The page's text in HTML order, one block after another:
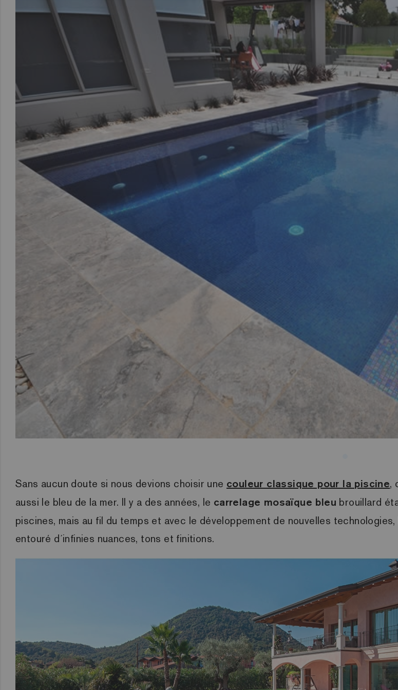
Sans aucun doute si nous devions choisir une couleur classique pour la piscine,
aussi le bleu de la mer. Il y a des années, le carrelage mosaïque bleu brouillard
piscines, mais au fil du temps et avec le développement de nouvelles technologies,
entouré d´infinies nuances, tons et finitions.